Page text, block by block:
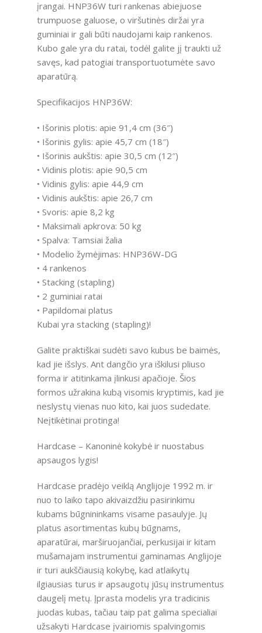
įrangai. HNP36W turi rankenas abiejuose
trumpuose galuose, o viršutinės diržai yra
guminiai ir gali būti naudojami kaip rankenos.
Kubo gale yra du ratai, todėl galite jį traukti už
savęs, kad patogiai transportuotumėte savo
aparatūrą.
Specifikacijos HNP36W:
• Išorinis plotis: apie 91,4 cm (36″)
• Išorinis gylis: apie 45,7 cm (18″)
• Išorinis aukštis: apie 30,5 cm (12″)
• Vidinis plotis: apie 90,5 cm
• Vidinis gylis: apie 44,9 cm
• Vidinis aukštis: apie 26,7 cm
• Svoris: apie 8,2 kg
• Maksimali apkrova: 50 kg
• Spalva: Tamsiai žalia
• Modelio žymėjimas: HNP36W-DG
• 4 rankenos
• Stacking (stapling)
• 2 guminiai ratai
• Papildomai platus
Kubai yra stacking (stapling)!
Galite praktiškai sudėti savo kubus be baimės,
kad jie išslys. Ant dangčio yra iškilusi pliuso
forma ir atitinkama įlinkusi apačioje. Šios
formos užrakina kubą visomis kryptimis, kad jie
neslystų vienas nuo kito, kai juos sudedate.
Neįtikėtinai protinga!
Hardcase – Kanoninė kokybė ir nuostabus
apsaugos lygis!
Hardcase pradėjo veiklą Anglijoje 1992 m. ir
nuo to laiko tapo akivaizdžiu pasirinkimu
kubams būgnininkams visame pasaulyje. Jų
platus asortimentas kubų būgnams,
aparatūrai, marširuojančiai, perkusijai ir kitam
mušamajam instrumentui gaminamas Anglijoje
ir turi aukščiausią kokybę, kad atlaikytų
ilgiausias turus ir apsaugotų jūsų instrumentus
daugelį metų. Įprasta modelis yra tradicinis
juodas kubas, tačiau taip pat galima specialiai
užsakyti Hardcase įvairiomis spalvingomis